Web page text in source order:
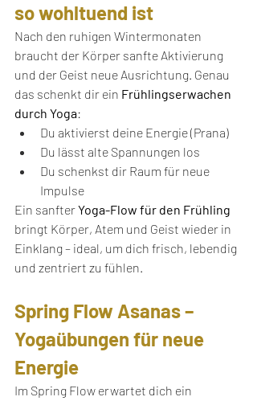
so wohltuend ist
Nach den ruhigen Wintermonaten
braucht der Körper sanfte Aktivierung
und der Geist neue Ausrichtung. Genau
das schenkt dir ein Frühlingserwachen
durch Yoga:
Du aktivierst deine Energie (Prana)
Du lässt alte Spannungen los
Du schenkst dir Raum für neue
Impulse
Ein sanfter Yoga-Flow für den Frühling
bringt Körper, Atem und Geist wieder in
Einklang – ideal, um dich frisch, lebendig
und zentriert zu fühlen.
Spring Flow Asanas –
Yogaübungen für neue
Energie
Im Spring Flow erwartet dich ein